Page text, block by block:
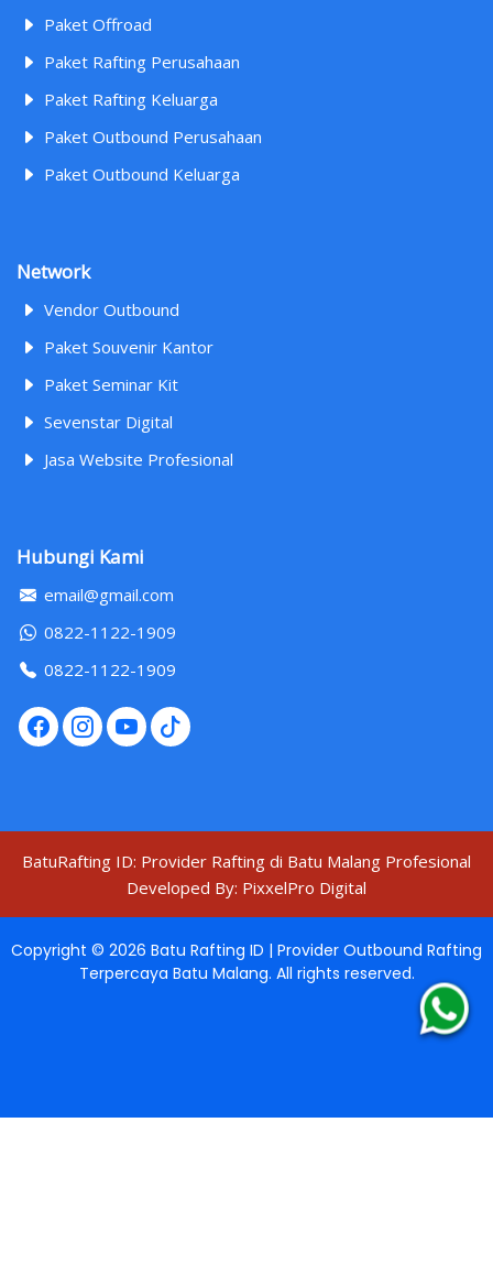
Paket Offroad
Paket Rafting Perusahaan
Paket Rafting Keluarga
Paket Outbound Perusahaan
Paket Outbound Keluarga
Network
Vendor Outbound
Paket Souvenir Kantor
Paket Seminar Kit
Sevenstar Digital
Jasa Website Profesional
Hubungi Kami
email@gmail.com
0822-1122-1909
0822-1122-1909
BatuRafting ID: Provider Rafting di Batu Malang Profesional
Developed By: PixxelPro Digital
Copyright © 2026 Batu Rafting ID | Provider Outbound Rafting
Terpercaya Batu Malang. All rights reserved.